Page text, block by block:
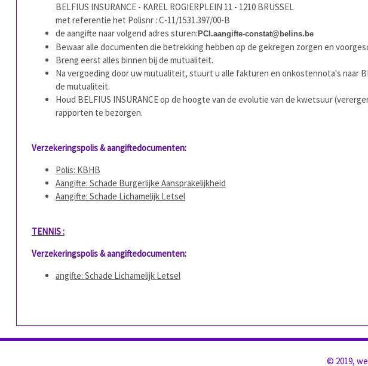
BELFIUS INSURANCE - KAREL ROGIERPLEIN 11 - 1210 BRUSSEL
met referentie het Polisnr : C-11/1531.397/00-B
de aangifte naar volgend adres sturen: PCI.aangifte-constat@belins.be
Bewaar alle documenten die betrekking hebben op de gekregen zorgen en
Breng eerst alles binnen bij de mutualiteit.
Na vergoeding door uw mutualiteit, stuurt u alle fakturen en onkostennota's naar
de mutualiteit.
Houd BELFIUS INSURANCE op de hoogte van de evolutie van de kwetsuur
rapporten te bezorgen.
Verzekeringspolis & aangiftedocumenten:
Polis: KBHB
Aangifte: Schade Burgerlijke Aansprakelijkheid
Aangifte: Schade Lichamelijk Letsel
TENNIS :
Verzekeringspolis & aangiftedocumenten:
angifte: Schade Lichamelijk Letsel
© 2019,